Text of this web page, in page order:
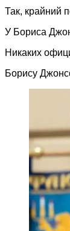
Так, крайний
У Бориса
Никаких
Борису